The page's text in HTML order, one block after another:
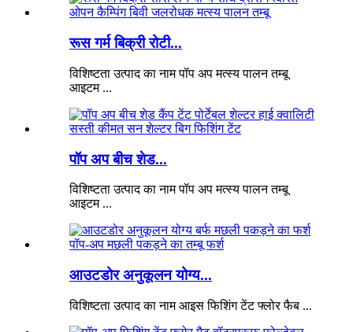
रूस गर्म बिक्री रोटी...
विशिष्टता उत्पाद का नाम पॉप अप मत्स्य पालन तम्बू
आइटम ...
पॉप अप बीच शेड...
विशिष्टता उत्पाद का नाम पॉप अप मत्स्य पालन तम्बू
आइटम ...
आउटडोर अनुकूलन योग्य...
विशिष्टता उत्पाद का नाम आइस फिशिंग टेंट फ्लोर फैब ...